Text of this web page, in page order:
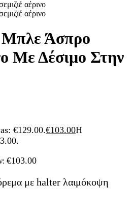
Μπλε Άσπρο
Με Δέσιμο Στην
€129.00.€103.00Η
€103.00
με halter λαιμόκοψη